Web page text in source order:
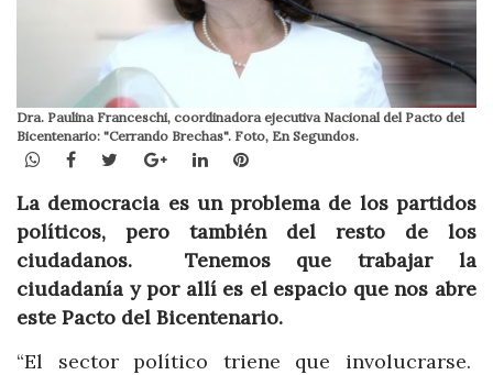
Dra. Paulina Franceschi, coordinadora ejecutiva Nacional del Pacto del
Bicentenario: "Cerrando Brechas". Foto, En Segundos.
WhatsApp
Facebook
TwitterGoogle+LinkedInPinterest
La democracia es un problema de los partidos
políticos, pero también del resto de los
ciudadanos. Tenemos que trabajar la
ciudadanía y por allí es el espacio que nos abre
este Pacto del Bicentenario.
“El sector político triene que involucrarse.